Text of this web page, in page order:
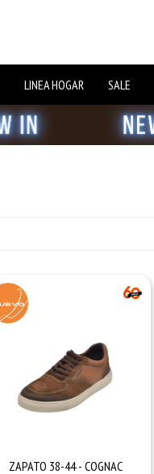
LINEA HOGAR SALE
ZAPATO 38-44 - COGNAC